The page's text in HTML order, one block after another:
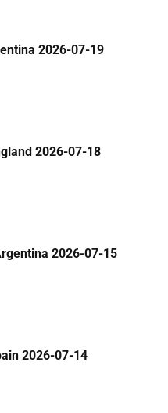
2026-07-19
2026-07-18
2026-07-15
2026-07-14